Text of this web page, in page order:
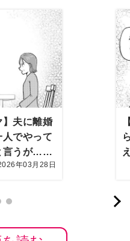
】夫に離婚
でやって
言うが…
年03月28日